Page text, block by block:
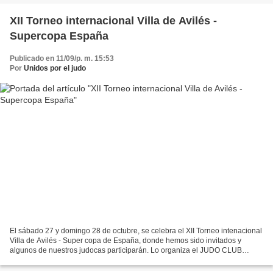
XII Torneo internacional Villa de Avilés -
Supercopa España
Publicado en 11/09/p. m. 15:53
Por Unidos por el judo
El sábado 27 y domingo 28 de octubre, se celebra el XII Torneo intenacional
Villa de Avilés - Super copa de España, donde hemos sido invitados y
algunos de nuestros judocas participarán. Lo organiza el JUDO CLUB